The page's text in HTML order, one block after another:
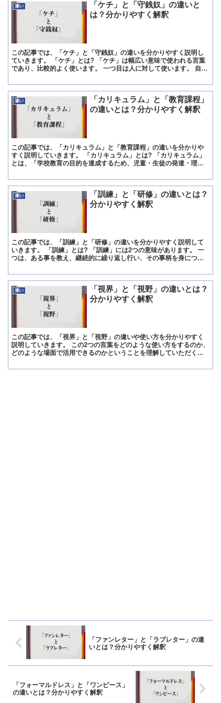
違い
「ケチ」と「守銭奴」の違いと
は？分かりやすく解釈
この記事では、「ケチ」と「守銭奴」の違いを分かりやすく説明し
ていきます。 「ケチ」とは? 「ケチ」は幅広い意味で使われる言葉
であり、比較的よく使います。 一つ目は人に対して使います。 自分
違い
「カリキュラム」と「教育課程」
の違いとは？分かりやすく解釈
この記事では、「カリキュラム」と「教育課程」の違いを分かりや
すく説明していきます。 「カリキュラム」とは? 「カリキュラム」
とは、「学校教育の目的を達成するため、児童・生徒の発達・理解
違い
「訓練」と「研修」の違いとは？
分かりやすく解釈
この記事では、「訓練」と「研修」の違いを分かりやすく説明して
いきます。 「訓練」とは? 「訓練」には2つの意味があります。 一
つは、ある事を教え、継続的に繰り返し行い、その事柄を身につけ
違い
「視界」と「視野」の違いとは？
分かりやすく解釈
この記事では、「視界」と「視野」の違いや使い方を分かりやすく
説明していきます。 この2つの言葉をどのような使い方をするのか、
どのような場面で活用できるのかということを理解していただくだ
「ファンレター」と「ラブレター」の違
いとは？分かりやすく解釈
「フォーマルドレス」と「ワンピース」
の違いとは？分かりやすく解釈